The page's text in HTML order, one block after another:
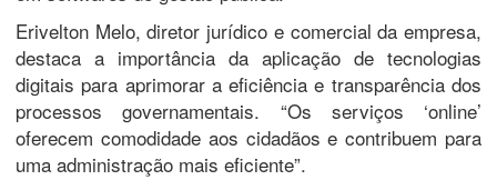
Erivelton Melo, diretor jurídico e comercial da empresa,
destaca a importância da aplicação de tecnologias
digitais para aprimorar a eficiência e transparência dos
processos governamentais. “Os serviços ‘online’
oferecem comodidade aos cidadãos e contribuem para
uma administração mais eficiente”.